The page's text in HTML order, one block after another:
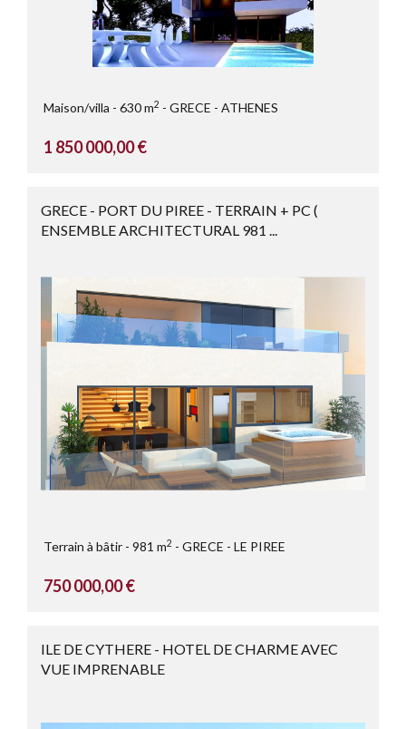
Maison/villa 630 m2 GRECE ATHENES
1 850 000,00 €
GRECE - PORT DU PIREE - TERRAIN + PC (
ENSEMBLE ARCHITECTURAL 981 ...
Terrain à bâtir 981 m2 GRECE LE PIREE
750 000,00 €
ILE DE CYTHERE - HOTEL DE CHARME AVEC
VUE IMPRENABLE